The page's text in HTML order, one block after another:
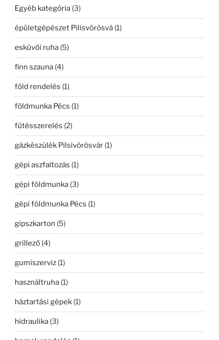
Egyéb kategória (3)
épületgépészet Pilisvörösvá (1)
esküvői ruha (5)
finn szauna (4)
föld rendelés (1)
földmunka Pécs (1)
fűtésszerelés (2)
gázkészülék Pilsivörösvár (1)
gépi aszfaltozás (1)
gépi földmunka (3)
gépi földmunka Pécs (1)
gipszkarton (5)
grillező (4)
gumiszerviz (1)
használtruha (1)
háztartási gépek (1)
hidraulika (3)